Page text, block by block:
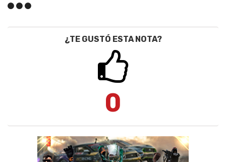
¿TE GUSTÓ ESTA NOTA?
0